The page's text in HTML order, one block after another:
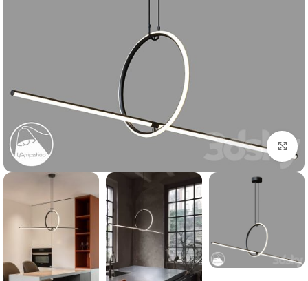
بزرگنمایی تصویر